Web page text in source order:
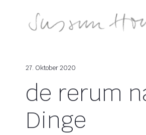
springen
27. Oktober 2020
de rerum
Dinge